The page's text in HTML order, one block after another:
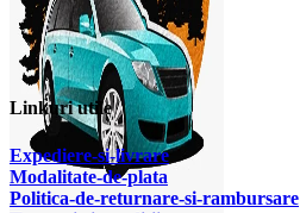
Linkuri utile
Expediere-si-livrare
Modalitate-de-plata
Politica-de-returnare-si-rambursare